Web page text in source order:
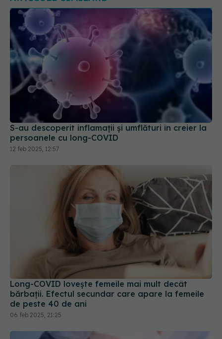
S-au descoperit inflamaţii și umflături în creier la
persoanele cu long-COVID
12 feb 2025, 12:57
Long-COVID lovește femeile mai mult decât
bărbații. Efectul secundar care apare la femeile
de peste 40 de ani
06 feb 2025, 21:25